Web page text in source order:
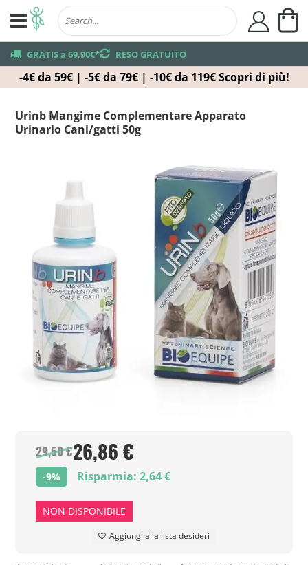
-4€ da 59€ | -5€ da 79€ | -10€ da 119€ Scopri di più!
truck GRATIS a 69,90€*returns RESO GRATUITO
user
Urinb Mangime Complementare Apparato
Urinario Cani/gatti 50g
29,50 €26,86 €
-9% Risparmia: 2,64 €
NON DISPONIBILE
Aggiungi alla lista desideri